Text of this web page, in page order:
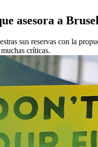
asesora a
sus reservas con la
críticas.